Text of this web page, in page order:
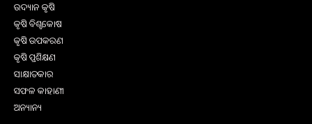
ଉଦ୍ୟାନ କୃଷି
କୃଷି ବିଶ୍ବକୋଷ
କୃଷି ଉପକରଣ
କୃଷି ପ୍ରଶିକ୍ଷଣ
ସାକ୍ଷାତକାର
ସଫଳ କାହାଣୀ
ଅନ୍ୟାନ୍ୟ